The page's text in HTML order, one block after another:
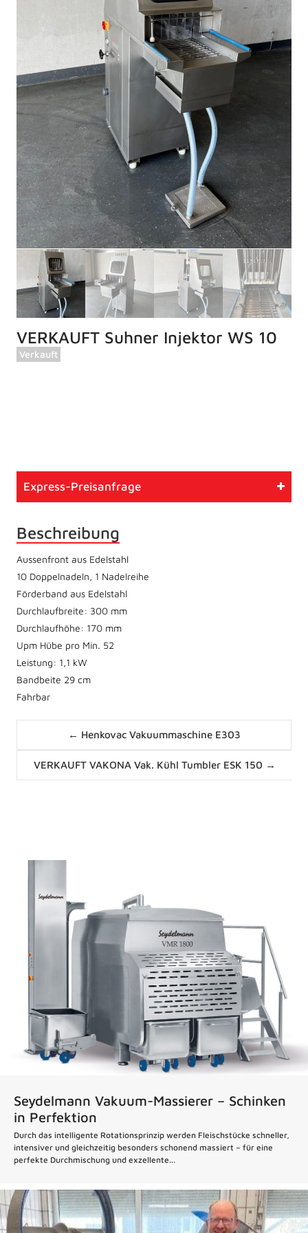
VERKAUFT Suhner Injektor WS 10
Verkauft
Zustand
Express-Preisanfrage
Beschreibung
Aussenfront aus Edelstahl
10 Doppelnadeln, 1 Nadelreihe
Förderband aus Edelstahl
Durchlaufbreite: 300 mm
Durchlaufhöhe: 170 mm
Upm Hübe pro Min. 52
Leistung: 1,1 kW
Bandbeite 29 cm
Fahrbar
navigation
← Henkovac Vakuummaschine E303
Posts
navigation
VERKAUFT VAKONA Vak. Kühl Tumbler ESK 150 →
Seydelmann Vakuum-Massierer – Schinken
in Perfektion
Durch das intelligente Rotationsprinzip werden Fleischstücke schneller,
intensiver und gleichzeitig besonders schonend massiert – für eine
perfekte Durchmischung und exzellente...